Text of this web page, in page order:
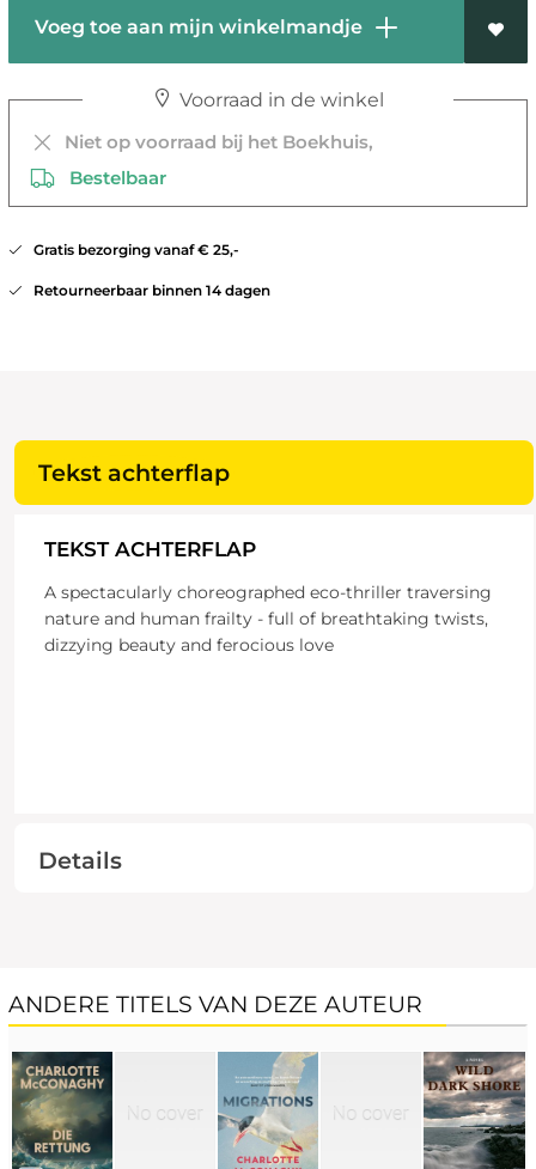
Voeg toe aan mijn winkelmandje
Voorraad in de winkel
Niet op voorraad bij het Boekhuis,
Bestelbaar
Gratis bezorging vanaf € 25,-
Retourneerbaar binnen 14 dagen
Tekst achterflap
TEKST ACHTERFLAP
A spectacularly choreographed eco-thriller traversing
nature and human frailty - full of breathtaking twists,
dizzying beauty and ferocious love
Details
ANDERE TITELS VAN DEZE AUTEUR